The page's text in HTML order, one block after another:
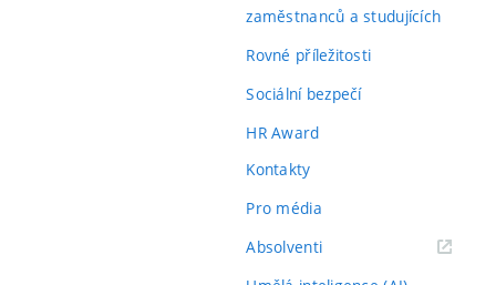
zaměstnanců a studujících
Rovné příležitosti
Sociální bezpečí
HR Award
Kontakty
Pro média
Absolventi(externí